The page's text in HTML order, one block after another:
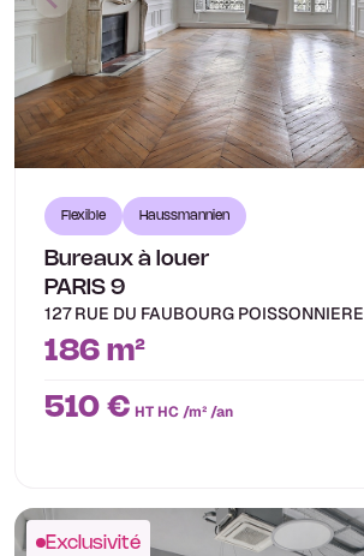
Flexible Haussmannien
Bureaux à louer
PARIS 9
127 RUE DU FAUBOURG POISSONNIERE
186 m²
510 € HT HC /m² /an
Exclusivité